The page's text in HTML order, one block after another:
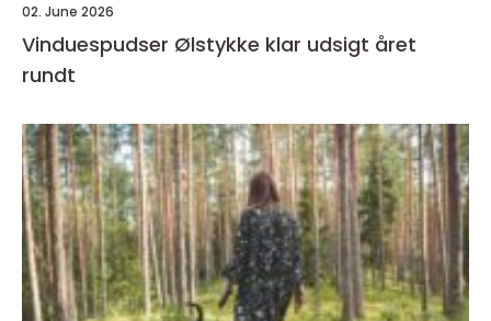
02. June 2026
Vinduespudser Ølstykke klar udsigt året
rundt